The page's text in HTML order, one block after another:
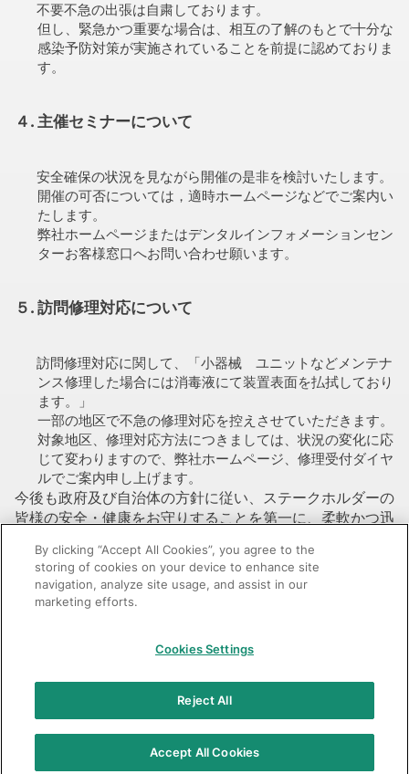
不要不急の出張は自粛しております。
但し、緊急かつ重要な場合は、相互の了解のもとで十分な
感染予防対策が実施されていることを前提に認めておりま
す。
４. 主催セミナーについて
安全確保の状況を見ながら開催の是非を検討いたします。
開催の可否については，適時ホームページなどでご案内い
たします。
弊社ホームページまたはデンタルインフォメーションセン
ターお客様窓口へお問い合わせ願います。
５. 訪問修理対応について
訪問修理対応に関して、「小器械 ユニットなどメンテナ
ンス修理した場合には消毒液にて装置表面を払拭しており
ます。」
一部の地区で不急の修理対応を控えさせていただきます。
対象地区、修理対応方法につきましては、状況の変化に応
じて変わりますので、弊社ホームページ、修理受付ダイヤ
ルでご案内申し上げます。
今後も政府及び自治体の方針に従い、ステークホルダーの
皆様の安全・健康をお守りすることを第一に、柔軟かつ迅
は、何卒、ご理解を賜りますよう、よろしくお願い申し上
げます。
© 2026 GC Corp. 無断転載禁止
お問い合わせ
個人情報保護方針
By clicking “Accept All Cookies”, you agree to the
storing of cookies on your device to enhance site
navigation, analyze site usage, and assist in our
marketing efforts.
Cookies Settings
Reject All
Accept All Cookies